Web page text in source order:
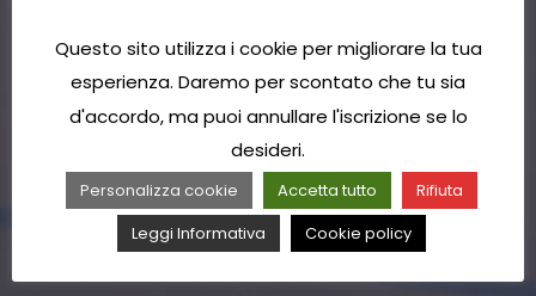
Questo sito utilizza i cookie per migliorare la tua
esperienza. Daremo per scontato che tu sia
d'accordo, ma puoi annullare l'iscrizione se lo
desideri.
Personalizza cookie Accetta tutto
Rifiuta
Leggi Informativa
Cookie policy